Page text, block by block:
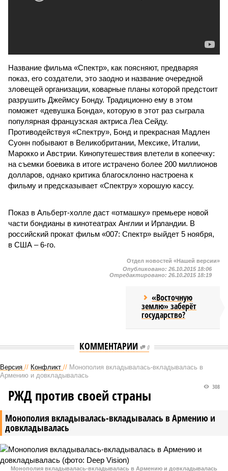
Название фильма «Спектр», как поясняют, предваряя
показ, его создатели, это заодно и название очередной
зловещей организации, коварные планы которой предстоит
разрушить Джеймсу Бонду. Традиционно ему в этом
поможет «девушка Бонда», которую в этот раз сыграла
популярная французская актриса Леа Сейду.
Противодействуя «Спектру», Бонд и прекрасная Мадлен
Суонн побывают в Великобритании, Мексике, Италии,
Марокко и Австрии. Кинопутешествия влетели в копеечку:
на съемки боевика в итоге истрачено более 200 миллионов
долларов, однако критика благосклонно настроена к
фильму и предсказывает «Спектру» хорошую кассу.
Показ в Альберт-холле даст «отмашку» премьере новой
части бондианы в кинотеатрах Англии и Ирландии. В
российский прокат фильм «007: Спектр» выйдет 5 ноября,
в США – 6-го.
Отдел новостей «Нашей версии»
Опубликовано: 26.10.2015 18:06
Отредактировано: 26.10.2015 18:19
«Восточную
землю» заберёт
государство?
КОММЕНТАРИИ 0
Версия // Конфликт // Монополия вкладывалась-вкладывалась в
Армению и довкладывалась
Монополия вкладывалась-вкладывалась в Армению и
довкладывалась
308
РЖД против своей страны
Монополия вкладывалась-вкладывалась в Армению и довкладывалась